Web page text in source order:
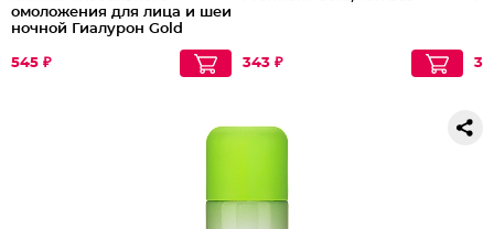
омоложения для лица и шеи
ночной Гиалурон Gold
545 ₽
343 ₽